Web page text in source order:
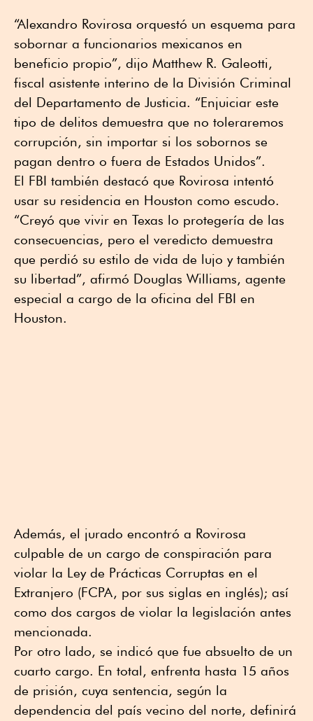
“Alexandro Rovirosa orquestó un esquema para
sobornar a funcionarios mexicanos en
beneficio propio”, dijo Matthew R. Galeotti,
fiscal asistente interino de la División Criminal
del Departamento de Justicia. “Enjuiciar este
tipo de delitos demuestra que no toleraremos
corrupción, sin importar si los sobornos se
pagan dentro o fuera de Estados Unidos”.
El FBI también destacó que Rovirosa intentó
usar su residencia en Houston como escudo.
“Creyó que vivir en Texas lo protegería de las
consecuencias, pero el veredicto demuestra
que perdió su estilo de vida de lujo y también
su libertad”, afirmó Douglas Williams, agente
especial a cargo de la oficina del FBI en
Houston.
Además, el jurado encontró a Rovirosa
culpable de un cargo de conspiración para
violar la Ley de Prácticas Corruptas en el
Extranjero (FCPA, por sus siglas en inglés); así
como dos cargos de violar la legislación antes
mencionada.
Por otro lado, se indicó que fue absuelto de un
cuarto cargo. En total, enfrenta hasta 15 años
de prisión, cuya sentencia, según la
dependencia del país vecino del norte, definirá